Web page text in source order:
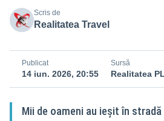
Scris de
Realitatea Travel
Publicat
14 iun. 2026, 20:55
Sursă
Realitatea
Mii de oameni au ieșit în stradă